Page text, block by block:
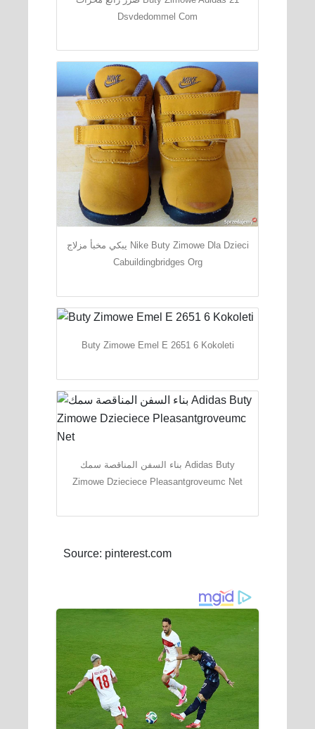
Dsvdedommel Com
يبكي مخبأ مزلاج Nike Buty Zimowe Dla Dzieci
Cabuildingbridges Org
Buty Zimowe Emel E 2651 6 Kokoleti
بناء السفن المناقصة سمك Adidas Buty
Zimowe Dzieciece Pleasantgroveumc Net
Source: pinterest.com